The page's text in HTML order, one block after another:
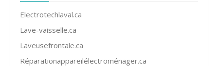
Electrotechlaval.ca
Lave-vaisselle.ca
Laveusefrontale.ca
Réparationappareilélectroménager.ca